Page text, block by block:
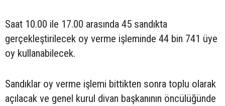
Saat 10.00 ile 17.00 arasında 45 sandıkta
gerçekleştirilecek oy verme işleminde 44 bin 741 üye
oy kullanabilecek.
Sandıklar oy verme işlemi bittikten sonra toplu olarak
açılacak ve genel kurul divan başkanının öncülüğünde